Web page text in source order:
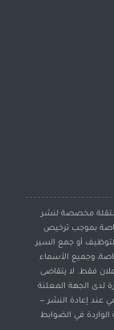
مخصصة لنشر
بموجب ترخيص
أو جمع السير
وجميع الأسماء
فقط. لا يتقاضى
لدى الجهة المعلنة
عند إعادة النشر —
في الضوابط